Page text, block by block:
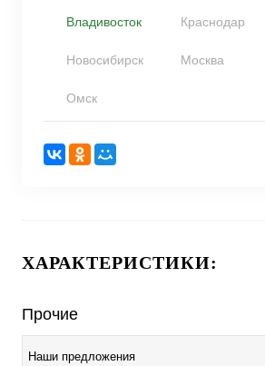
Владивосток Краснодар
Новосибирск Москва
Омск
ХАРАКТЕРИСТИКИ:
Прочие
Наши предложения